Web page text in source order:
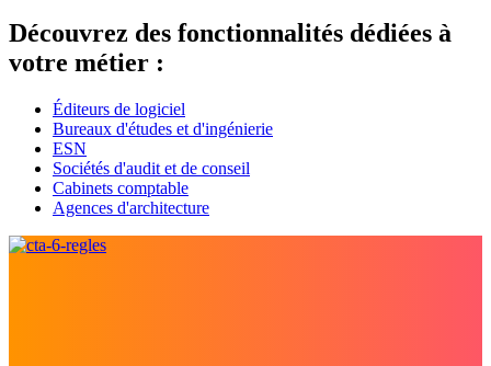
Découvrez des fonctionnalités dédiées à
votre métier :
Éditeurs de logiciel
Bureaux d'études et d'ingénierie
ESN
Sociétés d'audit et de conseil
Cabinets comptable
Agences d'architecture